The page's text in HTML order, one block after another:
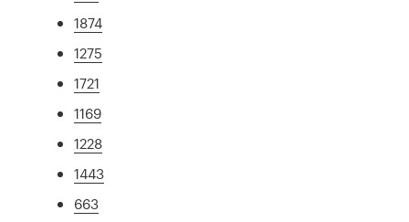
1874
1275
1721
1169
1228
1443
663